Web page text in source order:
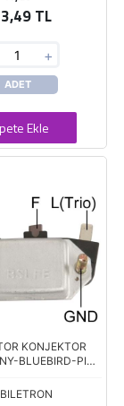
TL
+
ADET
Ekle
KONJEKTOR
BLUEBIRD-PICK